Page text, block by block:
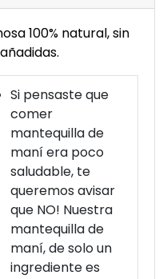
100% natural, sin
Si pensaste que
comer
mantequilla de
maní era poco
saludable, te
queremos avisar
que NO! Nuestra
mantequilla de
maní, de solo un
ingrediente es